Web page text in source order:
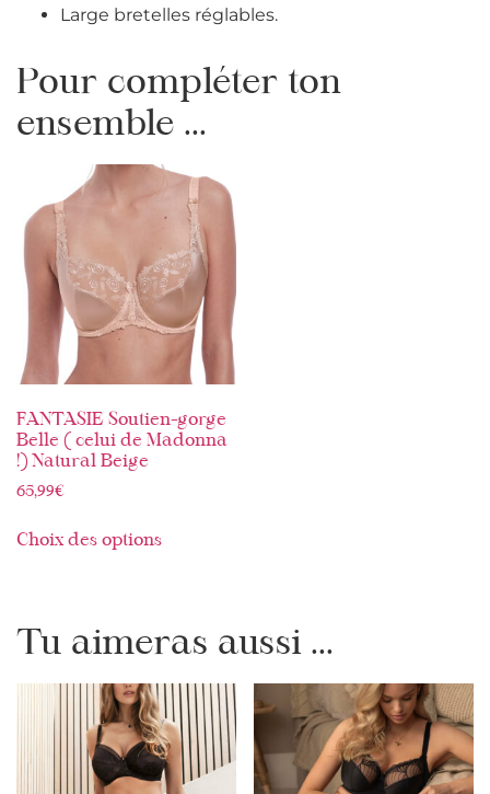
Large bretelles réglables.
Pour compléter ton
ensemble ...
FANTASIE Soutien-gorge
Belle ( celui de Madonna
!) Natural Beige
65,99€
Choix des options
Tu aimeras aussi ...